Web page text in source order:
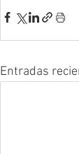
Entradas